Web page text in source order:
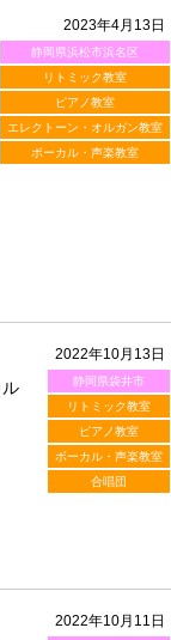
2023年4月13日
静岡県浜松市浜名区
リトミック教室
ピアノ教室
エレクトーン・オルガン教室
ボーカル・声楽教室
2022年10月13日
静岡県袋井市
リトミック教室
ピアノ教室
ボーカル・声楽教室
合唱団
2022年10月11日